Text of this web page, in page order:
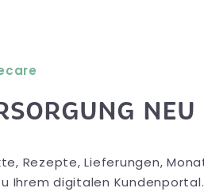
NEU
Rezepte, Lieferungen,
Ihrem digitalen Kundenportal.